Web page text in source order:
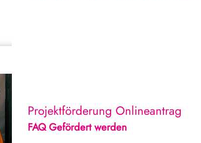
Projektförderung Onlineantrag
FAQ Gefördert werden